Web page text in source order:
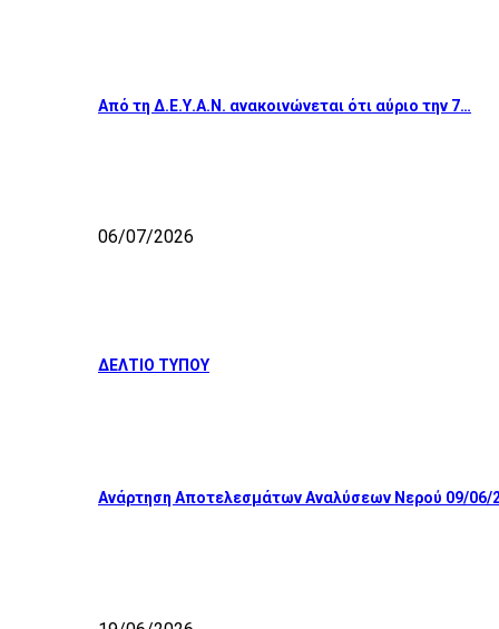
Από τη Δ.Ε.Υ.Α.Ν. ανακοινώνεται ότι αύριο την 7…
06/07/2026
ΔΕΛΤΙΟ ΤΥΠΟΥ
Ανάρτηση Αποτελεσμάτων Αναλύσεων Νερού 09/06/